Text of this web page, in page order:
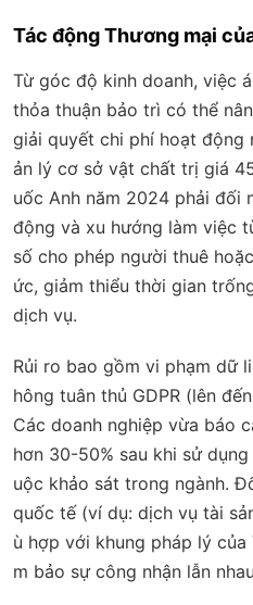
Tác động Thương mại
Từ góc độ kinh doanh, việc
thỏa thuận bảo trì có thể
giải quyết chi phí hoạt động
ản lý cơ sở vật chất trị giá
uốc Anh năm 2024 phải đối
động và xu hướng làm việc
số cho phép người thuê
ức, giảm thiểu thời gian
dịch vụ.
Rủi ro bao gồm vi phạm dữ
hông tuân thủ GDPR (lên
Các doanh nghiệp vừa báo
hơn 30-50% sau khi sử
uộc khảo sát trong ngành.
quốc tế (ví dụ: dịch vụ tài
ù hợp với khung pháp lý
m bảo sự công nhận lẫn